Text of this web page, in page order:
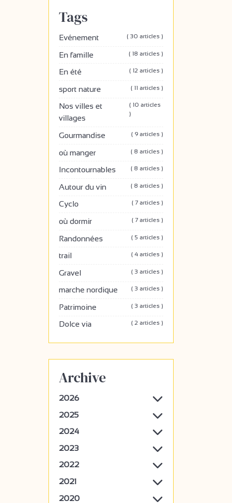
Tags
Evénement ( 30 articles )
En famille ( 18 articles )
En été ( 12 articles )
sport nature ( 11 articles )
Nos villes et
villages
( 10 articles
)
Gourmandise ( 9 articles )
où manger ( 8 articles )
Incontournables ( 8 articles )
Autour du vin ( 8 articles )
Cyclo ( 7 articles )
où dormir ( 7 articles )
Randonnées ( 5 articles )
trail ( 4 articles )
Gravel ( 3 articles )
marche nordique ( 3 articles )
Patrimoine ( 3 articles )
Dolce via ( 2 articles )
Archive
2026
2025
2024
2023
2022
2021
2020